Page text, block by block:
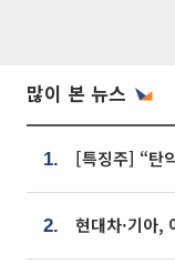
많이 본 뉴스
1.
2.